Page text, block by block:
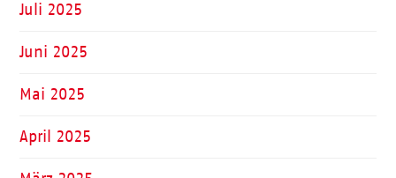
Juli 2025
Juni 2025
Mai 2025
April 2025